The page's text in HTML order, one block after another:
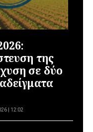
της
σε δύο
| 12:02